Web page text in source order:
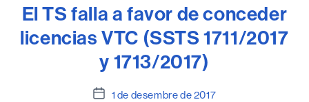
El TS falla a favor de conceder
licencias VTC (SSTS 1711/2017
y 1713/2017)
Data1 de desembre de 2017